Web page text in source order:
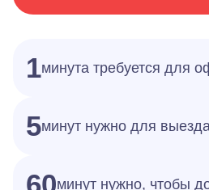
1минута требуется для
5минут нужно для
минут нужно, чтобы